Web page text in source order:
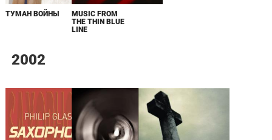
ТУМАН ВОЙНЫ
MUSIC FROM
THE THIN BLUE
LINE
2002